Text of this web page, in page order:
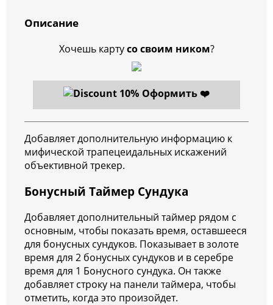
Описание
Хочешь картусо своим ником?
Оформить ❤️
Добавляет дополнительную информацию к
мифической трапецеидальных искажений
объективной трекер.
Бонусный Таймер Сундука
Добавляет дополнительный таймер рядом с
основным, чтобы показать время, оставшееся
для бонусных сундуков. Показывает в золоте
время для 2 бонусных сундуков и в серебре
время для 1 Бонусного сундука. Он также
добавляет строку на панели таймера, чтобы
отметить, когда это произойдет.